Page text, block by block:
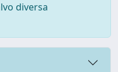
diversa